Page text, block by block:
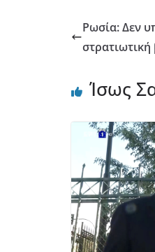
Ρωσία: Δεν
Ίσως